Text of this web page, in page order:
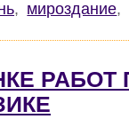
, мироздание,
РАБОТ